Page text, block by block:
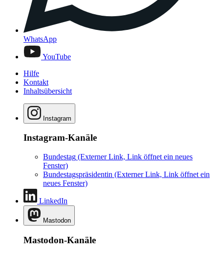
WhatsApp
YouTube
Hilfe
Kontakt
Inhaltsübersicht
Instagram
Instagram-Kanäle
Bundestag (Externer Link, Link öffnet ein neues
Fenster)
Bundestagspräsidentin (Externer Link, Link öffnet ein
neues Fenster)
LinkedIn
Mastodon
Mastodon-Kanäle